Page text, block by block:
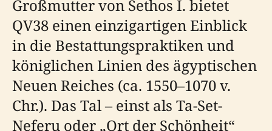
Großmutter von Sethos I. bietet
QV38 einen einzigartigen Einblick
in die Bestattungspraktiken und
königlichen Linien des ägyptischen
Neuen Reiches (ca. 1550–1070 v.
Chr.). Das Tal – einst als Ta-Set-
Neferu oder „Ort der Schönheit“